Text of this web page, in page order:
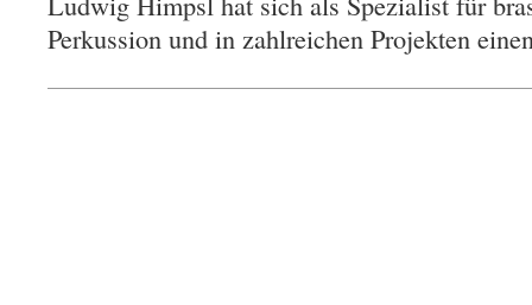
Perkussion und in zahlreichen Projekten